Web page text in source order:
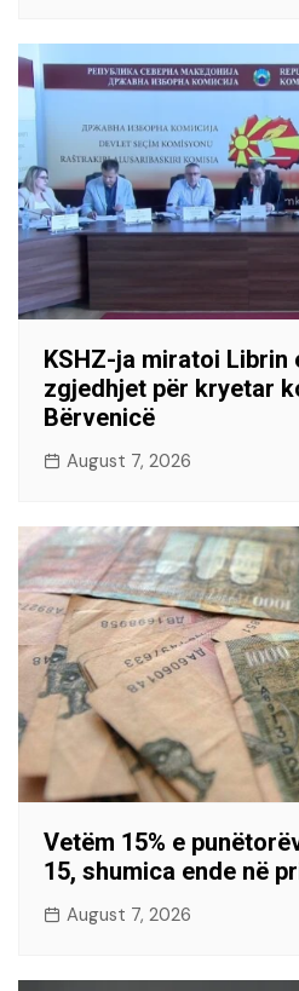
KSHZ-ja miratoi Librin
zgjedhjet për kryetar
Bërvenicë
August 7, 2026
Vetëm 15% e
15, shumica ende në
August 7, 2026